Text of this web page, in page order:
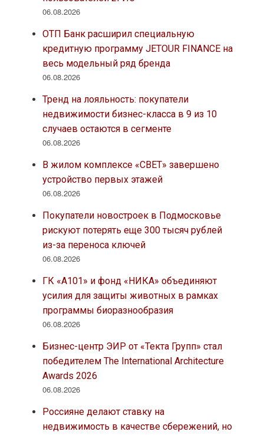
06.08.2026
ОТП Банк расширил специальную
кредитную программу JETOUR FINANCE на
весь модельный ряд бренда
06.08.2026
Тренд на лояльность: покупатели
недвижимости бизнес-класса в 9 из 10
случаев остаются в сегменте
06.08.2026
В жилом комплексе «СВЕТ» завершено
устройство первых этажей
06.08.2026
Покупатели новостроек в Подмосковье
рискуют потерять еще 300 тысяч рублей
из-за переноса ключей
06.08.2026
ГК «А101» и фонд «НИКА» объединяют
усилия для защиты животных в рамках
программы биоразнообразия
06.08.2026
Бизнес-центр ЭИР от «Текта Групп» стал
победителем The International Architecture
Awards 2026
06.08.2026
Россияне делают ставку на
недвижимость в качестве сбережений, но